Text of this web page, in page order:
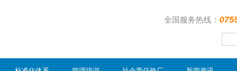
全国服务热线：